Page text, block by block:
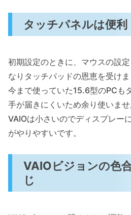
タッチパネルは便利
初期設定のときに、マウスの設
なりタッチパッドの恩恵を受けま
今まで使っていた15.6型のPCも
手が届きにくいため余り使いませ
VAIOは小さいのでディスプレー
がやりやすいです。
VAIOビジョンの色
じ